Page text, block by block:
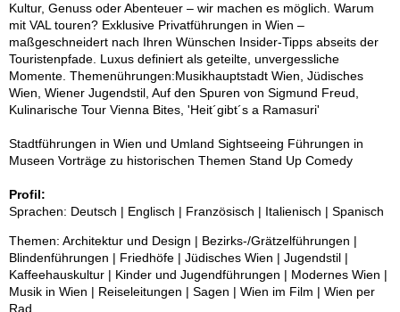
Kultur, Genuss oder Abenteuer – wir machen es möglich. Warum
mit VAL touren? Exklusive Privatführungen in Wien –
maßgeschneidert nach Ihren Wünschen Insider-Tipps abseits der
Touristenpfade. Luxus definiert als geteilte, unvergessliche
Momente. Themenührungen:Musikhauptstadt Wien, Jüdisches
Wien, Wiener Jugendstil, Auf den Spuren von Sigmund Freud,
Kulinarische Tour Vienna Bites, 'Heit´gibt´s a Ramasuri'
Stadtführungen in Wien und Umland Sightseeing Führungen in
Museen Vorträge zu historischen Themen Stand Up Comedy
Profil:
Sprachen: Deutsch | Englisch | Französisch | Italienisch | Spanisch
Themen: Architektur und Design | Bezirks-/Grätzelführungen |
Blindenführungen | Friedhöfe | Jüdisches Wien | Jugendstil |
Kaffeehauskultur | Kinder und Jugendführungen | Modernes Wien |
Musik in Wien | Reiseleitungen | Sagen | Wien im Film | Wien per
Rad